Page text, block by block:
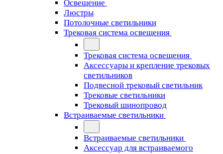
Освещение
Люстры
Потолочные светильники
Трековая система освещения
Трековая система освещения
Аксессуары и крепление трековых
светильников
Подвесной трековый светильник
Трековые светильники
Трековый шинопровод
Встраиваемые светильники
Встраиваемые светильники
Аксессуар для встраиваемого